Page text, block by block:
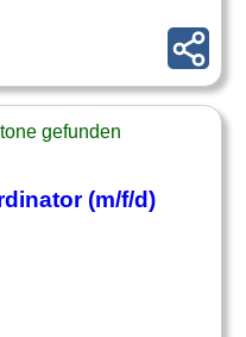
gefunden
(m/f/d)